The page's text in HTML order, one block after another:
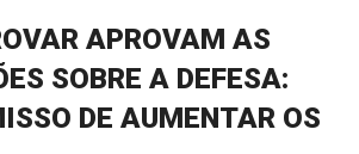
APROVAM AS
SOBRE A DEFESA:
DE AUMENTAR OS